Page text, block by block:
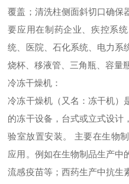
覆盖；清洗柱侧面斜切口确保
要应用在制药企业、疾控系
统、医院、石化系统、电力系
烧杯、移液管、三角瓶、容量
冷冻干燥机：
冷冻干燥机（又名：冻干机）
的冻干设备，台式或立式设计
验室放置安装。 主要在生物
应用。例如在生物制品生产中
流感疫苗等；西药生产中抗生